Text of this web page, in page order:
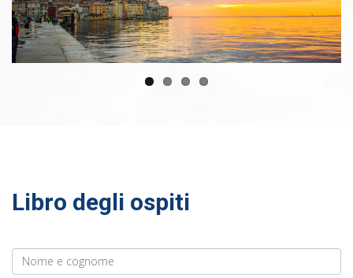
Libro degli ospiti